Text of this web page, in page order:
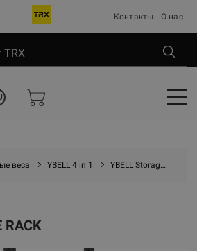
Контакты О нас
веса YBELL 4 in 1 YBELL Storage Rack
RACK